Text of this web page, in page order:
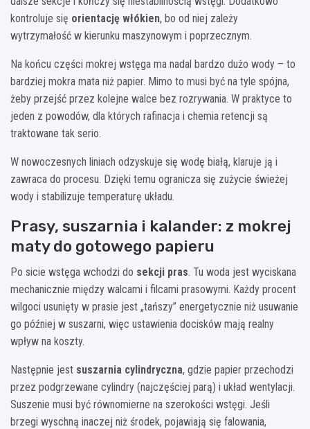
kontroluje się orientację włókien, bo od niej zależy
wytrzymałość w kierunku maszynowym i poprzecznym.
Na końcu części mokrej wstęga ma nadal bardzo dużo wody – to
bardziej mokra mata niż papier. Mimo to musi być na tyle spójna,
żeby przejść przez kolejne walce bez rozrywania. W praktyce to
jeden z powodów, dla których rafinacja i chemia retencji są
traktowane tak serio.
W nowoczesnych liniach odzyskuje się wodę białą, klaruje ją i
zawraca do procesu. Dzięki temu ogranicza się zużycie świeżej
wody i stabilizuje temperaturę układu.
Prasy, suszarnia i kalander: z mokrej
maty do gotowego papieru
Po sicie wstęga wchodzi do sekcji pras. Tu woda jest wyciskana
mechanicznie między walcami i filcami prasowymi. Każdy procent
wilgoci usunięty w prasie jest „tańszy” energetycznie niż usuwanie
go później w suszarni, więc ustawienia docisków mają realny
wpływ na koszty.
Następnie jest suszarnia cylindryczna, gdzie papier przechodzi
przez podgrzewane cylindry (najczęściej parą) i układ wentylacji.
Suszenie musi być równomierne na szerokości wstęgi. Jeśli
brzegi wyschną inaczej niż środek, pojawiają się falowania,